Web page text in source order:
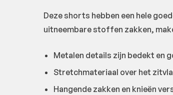
Deze shorts hebben een hele
uitneembare stoffen zakken,
Metalen details zijn bedekt en
Stretchmateriaal over het
Hangende zakken en knieën